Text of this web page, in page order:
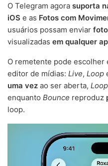
O Telegram agora suporta
iOS e as Fotos com
usuários possam enviar
visualizadas em qualquer
O remetente pode escolher
editor de mídias: Live, Loop
uma vez ao ser aberta, Loop
enquanto Bounce reproduz
loop.